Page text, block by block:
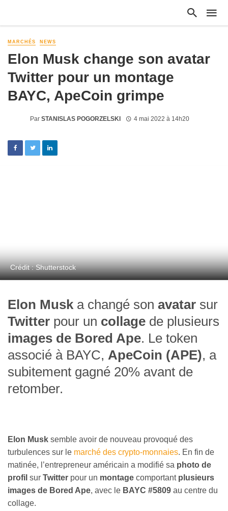
MARCHÉS NEWS
Elon Musk change son avatar
Twitter pour un montage
BAYC, ApeCoin grimpe
Par STANISLAS POGORZELSKI 4 mai 2022 à 14h20
Crédit : Shutterstock
Elon Musk a changé son avatar sur
Twitter pour un collage de plusieurs
images de Bored Ape. Le token
associé à BAYC, ApeCoin (APE), a
subitement gagné 20% avant de
retomber.
Elon Musk semble avoir de nouveau provoqué des
turbulences sur le marché des crypto-monnaies. En fin de
matinée, l’entrepreneur américain a modifié sa photo de
profil sur Twitter pour un montage comportant plusieurs
images de Bored Ape, avec le BAYC #5809 au centre du
collage.